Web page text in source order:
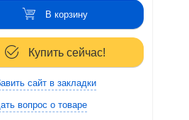
В корзину
Купить сейчас!
сайт в закладки
вопрос о товаре